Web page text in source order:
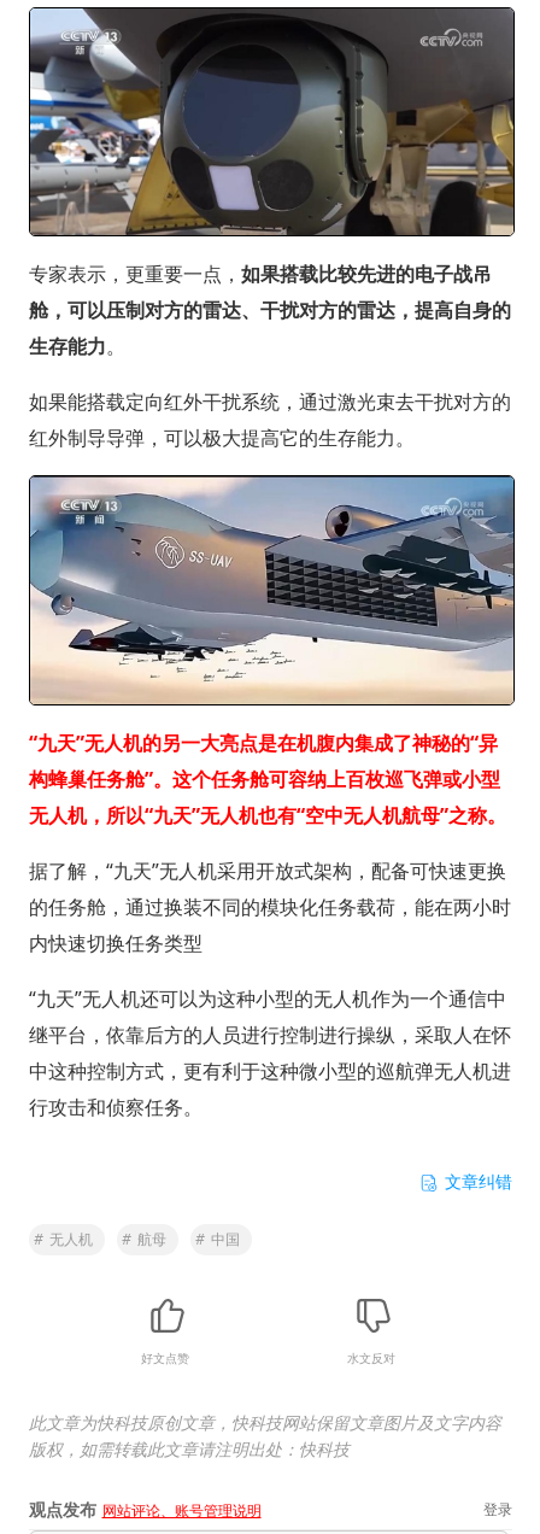
专家表示，更重要一点， 如果搭载比较先进的电子战吊
舱，可以压制对方的雷达、干扰对方的雷达，提高自身的
生存能力。
如果能搭载定向红外干扰系统，通过激光束去干扰对方的
红外制导导弹，可以极大提高它的生存能力。
“九天”无人机的另一大亮点是在机腹内集成了神秘的“异
构蜂巢任务舱”。这个任务舱可容纳上百枚巡飞弹或小型
无人机，所以“九天”无人机也有“空中无人机航母”之称。
据了解，“九天”无人机采用开放式架构，配备可快速更换
的任务舱，通过换装不同的模块化任务载荷，能在两小时
内快速切换任务类型
“九天”无人机还可以为这种小型的无人机作为一个通信中
继平台，依靠后方的人员进行控制进行操纵，采取人在怀
中这种控制方式，更有利于这种微小型的巡航弹无人机进
行攻击和侦察任务。
文章纠错
# 无人机 # 航母 # 中国
好文点赞 水文反对
此文章为快科技原创文章，快科技网站保留文章图片及文字内容
版权，如需转载此文章请注明出处：快科技
观点发布 网站评论、账号管理说明 登录